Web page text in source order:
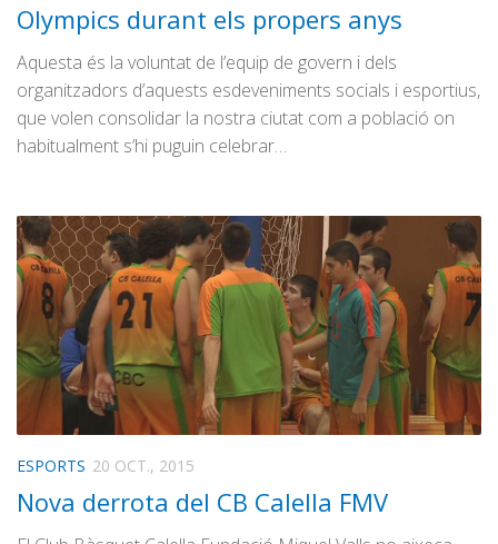
Olympics durant els propers anys
Aquesta és la voluntat de l’equip de govern i dels
organitzadors d’aquests esdeveniments socials i esportius,
que volen consolidar la nostra ciutat com a població on
habitualment s’hi puguin celebrar…
ESPORTS 20 OCT., 2015
Nova derrota del CB Calella FMV